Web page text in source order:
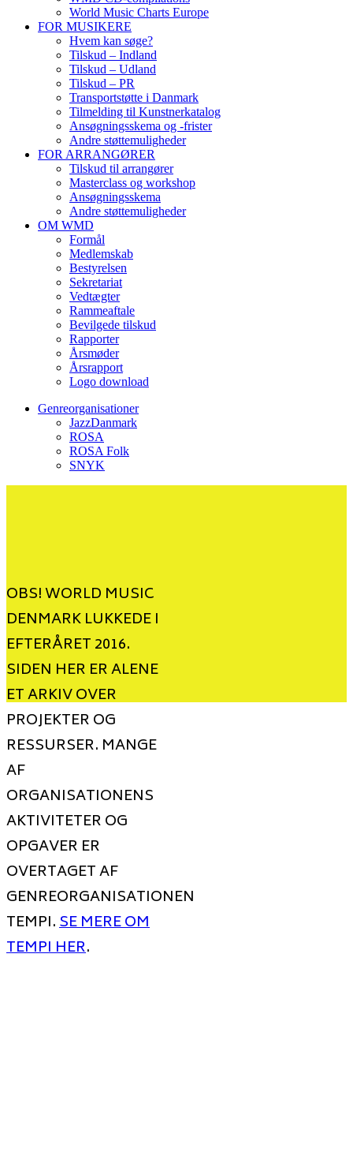
World Music Charts Europe
FOR MUSIKERE
Hvem kan søge?
Tilskud – Indland
Tilskud – Udland
Tilskud – PR
Transportstøtte i Danmark
Tilmelding til Kunstnerkatalog
Ansøgningsskema og -frister
Andre støttemuligheder
FOR ARRANGØRER
Tilskud til arrangører
Masterclass og workshop
Ansøgningsskema
Andre støttemuligheder
OM WMD
Formål
Medlemskab
Bestyrelsen
Sekretariat
Vedtægter
Rammeaftale
Bevilgede tilskud
Rapporter
Årsmøder
Årsrapport
Logo download
Genreorganisationer
JazzDanmark
ROSA
ROSA Folk
SNYK
OBS! WORLD MUSIC
DENMARK LUKKEDE I
EFTERÅRET 2016.
SIDEN HER ER ALENE
ET ARKIV OVER
PROJEKTER OG
RESSURSER. MANGE
AF
ORGANISATIONENS
AKTIVITETER OG
OPGAVER ER
OVERTAGET AF
GENREORGANISATIONEN
TEMPI.SE MERE OM
TEMPI HER.